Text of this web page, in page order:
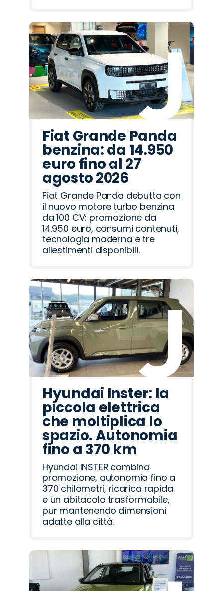
Fiat Grande Panda
benzina: da 14.950
euro fino al 27
agosto 2026
Fiat Grande Panda debutta con
il nuovo motore turbo benzina
da 100 CV: promozione da
14.950 euro, consumi contenuti,
tecnologia moderna e tre
allestimenti disponibili.
Hyundai Inster: la
piccola elettrica
che moltiplica lo
spazio. Autonomia
fino a 370 km
Hyundai INSTER combina
promozione, autonomia fino a
370 chilometri, ricarica rapida
e un abitacolo trasformabile,
pur mantenendo dimensioni
adatte alla città.